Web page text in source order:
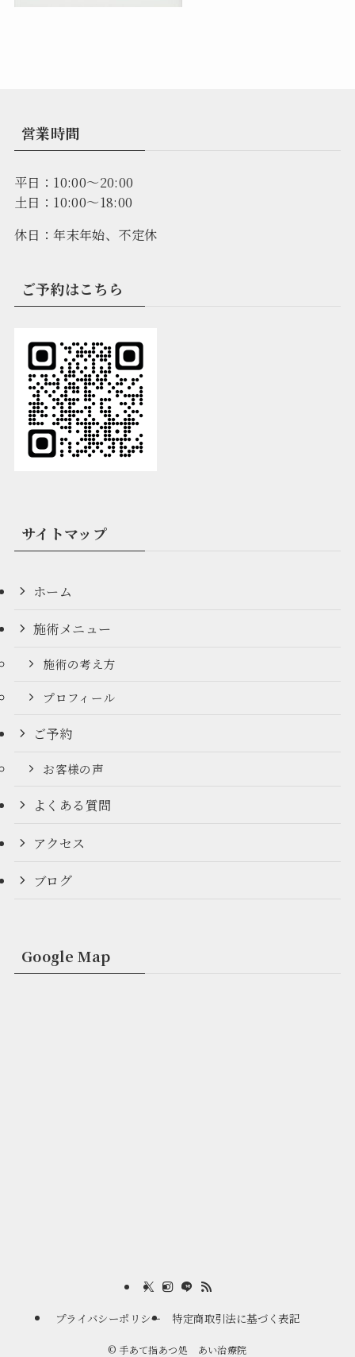
営業時間
平日：10:00～20:00
土日：10:00～18:00
休日：年末年始、不定休
ご予約はこちら
サイトマップ
ホーム
施術メニュー
施術の考え方
プロフィール
ご予約
お客様の声
よくある質問
アクセス
ブログ
Google Map
プライバシーポリシー 特定商取引法に基づく表記
© 手あて指あつ処 あい治療院